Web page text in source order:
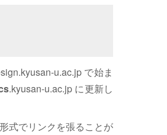
u.ac.jp で始ま
.kyusan-u.ac.jp に更新し
式でリンクを張ることが